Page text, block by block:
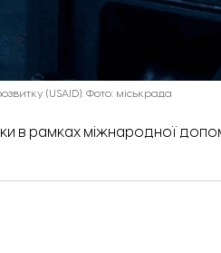
(USAID). Фото: міськрада
в рамках міжнародної